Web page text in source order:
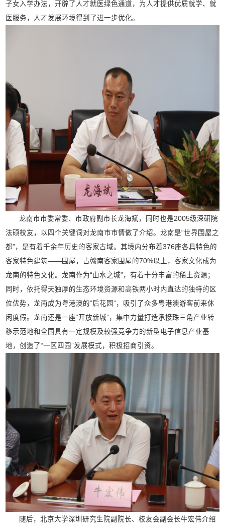
子女入学办法，开辟了人才就医绿色通道，为人才提供优质就学、就
医服务，人才发展环境得到了进一步优化。
龙南市市委常委、市政府副市长龙海斌，同时也是2005级深研院
法硕校友，以四个关键词对龙南市市情做了介绍。龙南是“世界围屋之
都”，是有着千余年历史的客家古域。其境内分布着376座各具特色的
客家特色建筑——围屋，占赣南客家围屋的70%以上，客家文化成为
龙南的特色文化。龙南作为“山水之城”，有着十分丰富的稀土资源；
同时，依托得天独厚的生态环境资源和高铁两小时内直达的独特的区
位优势，龙南成为粤港澳的“后花园”，吸引了众多粤港澳游客前来休
闲度假。龙南还是一座“开放新城”，集中力量打造承接珠三角产业转
移示范地和全国具有一定规模及较强竞争力的新型电子信息产业基
地，创造了“一区四园”发展模式，积极招商引资。
随后，北京大学深圳研究生院副院长、校友会副会长牛宏伟介绍